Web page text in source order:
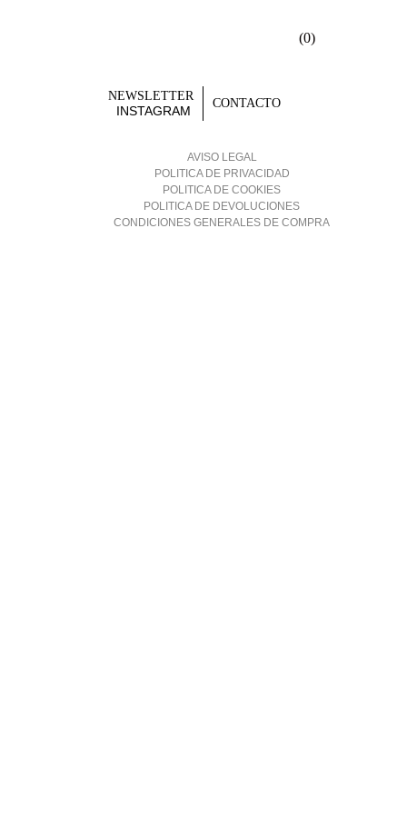
(0)
NEWSLETTER
INSTAGRAM
CONTACTO
AVISO LEGAL
POLITICA DE PRIVACIDAD
POLITICA DE COOKIES
POLITICA DE DEVOLUCIONES
CONDICIONES GENERALES DE COMPRA